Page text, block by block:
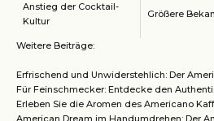
Anstieg der Cocktail-
Kultur
Größere
Weitere Beiträge:
Erfrischend und Unwiderstehlich: Der
Für Feinschmecker: Entdecke den
Erleben Sie die Aromen des Americano
American Dream im Handumdrehen: Der